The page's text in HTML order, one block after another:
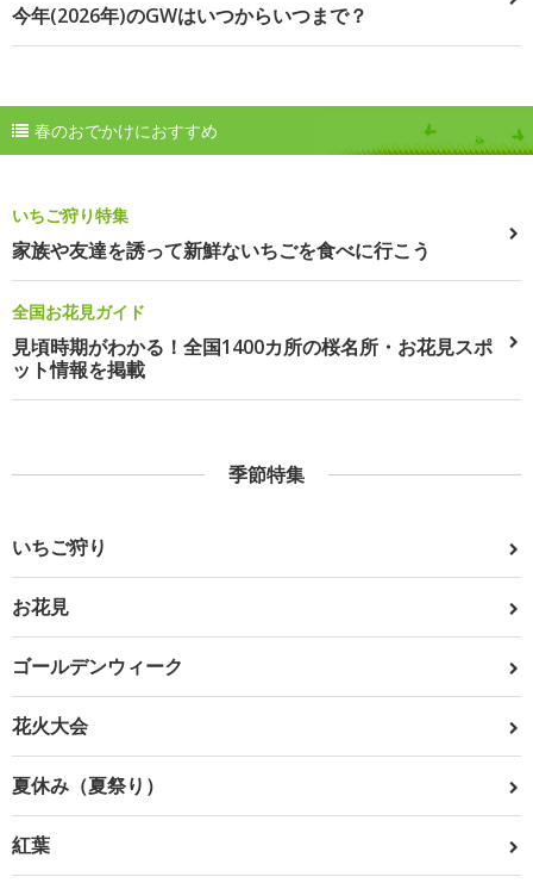
今年(2026年)のGWはいつからいつまで？
春のおでかけにおすすめ
いちご狩り特集
家族や友達を誘って新鮮ないちごを食べに行こう
全国お花見ガイド
見頃時期がわかる！全国1400カ所の桜名所・お花見スポ
ット情報を掲載
季節特集
いちご狩り
お花見
ゴールデンウィーク
花火大会
夏休み（夏祭り）
紅葉